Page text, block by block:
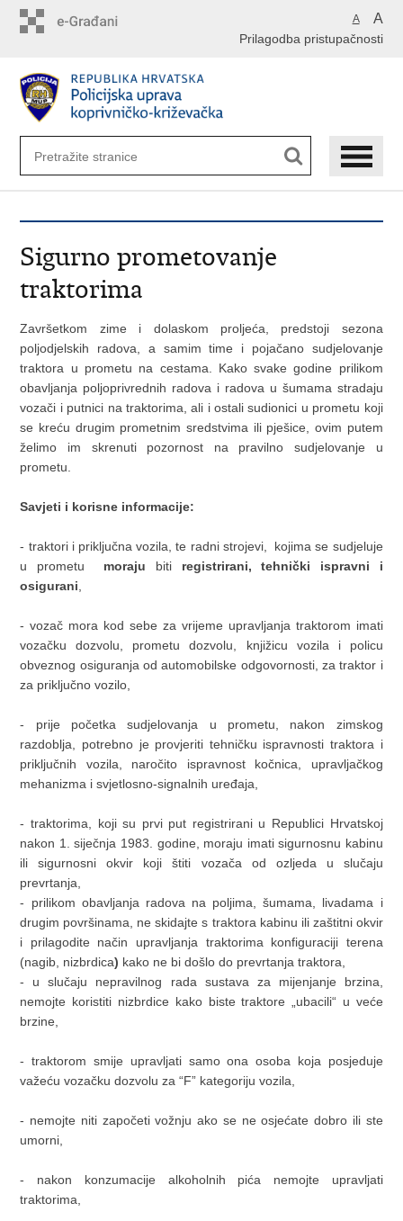
A A
Prilagodba pristupačnosti
Sigurno prometovanje
traktorima
Završetkom zime i dolaskom proljeća, predstoji sezona
poljodjelskih radova, a samim time i pojačano sudjelovanje
traktora u prometu na cestama. Kako svake godine prilikom
obavljanja poljoprivrednih radova i radova u šumama stradaju
vozači i putnici na traktorima, ali i ostali sudionici u prometu koji
se kreću drugim prometnim sredstvima ili pješice, ovim putem
želimo im skrenuti pozornost na pravilno sudjelovanje u
prometu.
Savjeti i korisne informacije:
- traktori i priključna vozila, te radni strojevi, kojima se sudjeluje
u prometu moraju biti registrirani, tehnički ispravni i
osigurani
- vozač mora kod sebe za vrijeme upravljanja traktorom imati
vozačku dozvolu, prometu dozvolu, knjižicu vozila i policu
obveznog osiguranja od automobilske odgovornosti, za traktor i
za priključno vozilo,
- prije početka sudjelovanja u prometu, nakon zimskog
razdoblja, potrebno je provjeriti tehničku ispravnosti traktora i
priključnih vozila, naročito ispravnost kočnica, upravljačkog
mehanizma i svjetlosno-signalnih uređaja,
- traktorima, koji su prvi put registrirani u Republici Hrvatskoj
nakon 1. siječnja 1983. godine, moraju imati sigurnosnu kabinu
ili sigurnosni okvir koji štiti vozača od ozljeda u slučaju
prevrtanja,
- prilikom obavljanja radova na poljima, šumama, livadama i
drugim površinama, ne skidajte s traktora kabinu ili zaštitni okvir
i prilagodite način upravljanja traktorima konfiguraciji terena
(nagib, nizbrdica) kako ne bi došlo do prevrtanja traktora,
- u slučaju nepravilnog rada sustava za mijenjanje brzina,
nemojte koristiti nizbrdice kako biste traktore „ubacili“ u veće
brzine,
- traktorom smije upravljati samo ona osoba koja posjeduje
važeću vozačku dozvolu za “F” kategoriju vozila,
- nemojte niti započeti vožnju ako se ne osjećate dobro ili ste
umorni,
- nakon konzumacije alkoholnih pića nemojte upravljati
traktorima,